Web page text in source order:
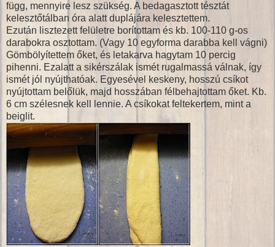
függ, mennyire lesz szükség. A bedagasztott tésztát
kelesztőtálban óra alatt duplájára kelesztettem.
Ezután lisztezett felületre borítottam és kb. 100-110 g-os
darabokra osztottam. (Vagy 10 egyforma darabba kell vágni)
Gömbölyítettem őket, és letakarva hagytam 10 percig
pihenni. Ezalatt a sikérszálak ismét rugalmassá válnak, így
ismét jól nyújthatóak. Egyesével keskeny, hosszú csíkot
nyújtottam belőlük, majd hosszában félbehajtottam őket. Kb.
6 cm szélesnek kell lennie. A csíkokat feltekertem, mint a
beiglit.